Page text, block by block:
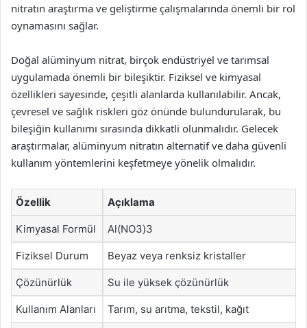
nitratın araştırma ve geliştirme çalışmalarında önemli bir rol
oynamasını sağlar.
Doğal alüminyum nitrat, birçok endüstriyel ve tarımsal
uygulamada önemli bir bileşiktir. Fiziksel ve kimyasal
özellikleri sayesinde, çeşitli alanlarda kullanılabilir. Ancak,
çevresel ve sağlık riskleri göz önünde bulundurularak, bu
bileşiğin kullanımı sırasında dikkatli olunmalıdır. Gelecek
araştırmalar, alüminyum nitratın alternatif ve daha güvenli
kullanım yöntemlerini keşfetmeye yönelik olmalıdır.
Özellik Açıklama
Kimyasal Formül Al(NO3)3
Fiziksel Durum Beyaz veya renksiz kristaller
Çözünürlük Su ile yüksek çözünürlük
Kullanım Alanları Tarım, su arıtma, tekstil, kağıt